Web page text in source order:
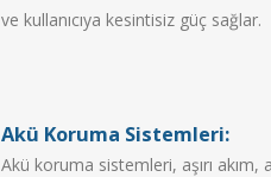
ve kullanıcıya kesintisiz güç sağlar.
Akü Koruma Sistemleri:
Akü koruma sistemleri, aşırı akım,